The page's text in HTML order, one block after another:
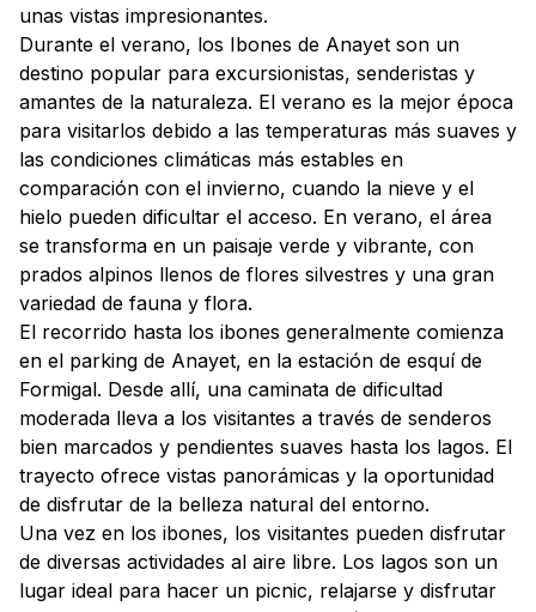
unas vistas impresionantes.
Durante el verano, los Ibones de Anayet son un
destino popular para excursionistas, senderistas y
amantes de la naturaleza. El verano es la mejor época
para visitarlos debido a las temperaturas más suaves y
las condiciones climáticas más estables en
comparación con el invierno, cuando la nieve y el
hielo pueden dificultar el acceso. En verano, el área
se transforma en un paisaje verde y vibrante, con
prados alpinos llenos de flores silvestres y una gran
variedad de fauna y flora.
El recorrido hasta los ibones generalmente comienza
en el parking de Anayet, en la estación de esquí de
Formigal. Desde allí, una caminata de dificultad
moderada lleva a los visitantes a través de senderos
bien marcados y pendientes suaves hasta los lagos. El
trayecto ofrece vistas panorámicas y la oportunidad
de disfrutar de la belleza natural del entorno.
Una vez en los ibones, los visitantes pueden disfrutar
de diversas actividades al aire libre. Los lagos son un
lugar ideal para hacer un picnic, relajarse y disfrutar